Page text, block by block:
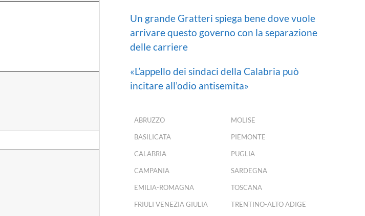
Un grande Gratteri spiega bene dove vuole
arrivare questo governo con la separazione
delle carriere
«L’appello dei sindaci della Calabria può
incitare all’odio antisemita»
ABRUZZO
BASILICATA
CALABRIA
CAMPANIA
EMILIA-ROMAGNA
FRIULI VENEZIA GIULIA
MOLISE
PIEMONTE
PUGLIA
SARDEGNA
TOSCANA
TRENTINO-ALTO ADIGE